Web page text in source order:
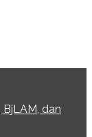
BjLAM, dan